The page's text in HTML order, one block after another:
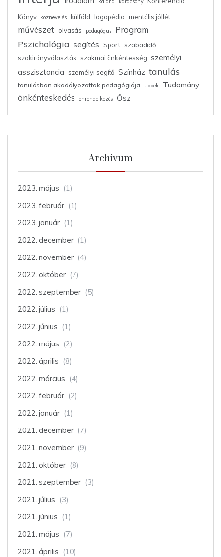
kaland karácsony
Könyv
köznevelés külföld logopédia mentális jóllét
művészet olvasás pedagógus Program
Pszichológia segítés Sport szabadidő
szakirányválasztás
szakmai önkéntesség személyi
asszisztancia
személyi segítő Színház tanulás
tanulásban akadályozottak pedagógiája tippek Tudomány
önkénteskedés önrendelkezés Ősz
Archívum
2023. május (1)
2023. február (1)
2023. január (1)
2022. december (1)
2022. november (4)
2022. október (7)
2022. szeptember (5)
2022. július (1)
2022. június (1)
2022. május (2)
2022. április (8)
2022. március (4)
2022. február (2)
2022. január (1)
2021. december (7)
2021. november (9)
2021. október (8)
2021. szeptember (3)
2021. július (3)
2021. június (1)
2021. május (7)
2021. április (10)